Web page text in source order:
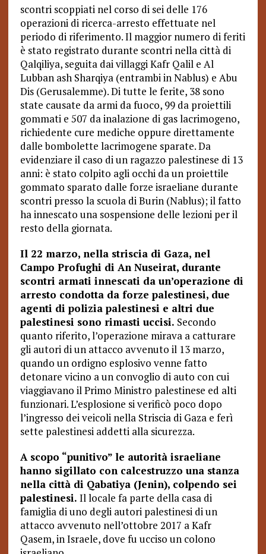
scontri scoppiati nel corso di sei delle 176
operazioni di ricerca-arresto effettuate nel
periodo di riferimento. Il maggior numero di feriti
è stato registrato durante scontri nella città di
Qalqiliya, seguita dai villaggi Kafr Qalil e Al
Lubban ash Sharqiya (entrambi in Nablus) e Abu
Dis (Gerusalemme). Di tutte le ferite, 38 sono
state causate da armi da fuoco, 99 da proiettili
gommati e 507 da inalazione di gas lacrimogeno,
richiedente cure mediche oppure direttamente
dalle bombolette lacrimogene sparate. Da
evidenziare il caso di un ragazzo palestinese di 13
anni: è stato colpito agli occhi da un proiettile
gommato sparato dalle forze israeliane durante
scontri presso la scuola di Burin (Nablus); il fatto
ha innescato una sospensione delle lezioni per il
resto della giornata.
Il 22 marzo, nella striscia di Gaza, nel
Campo Profughi di An Nuseirat, durante
scontri armati innescati da un’operazione di
arresto condotta da forze palestinesi, due
agenti di polizia palestinesi e altri due
palestinesi sono rimasti uccisi. Secondo
quanto riferito, l’operazione mirava a catturare
gli autori di un attacco avvenuto il 13 marzo,
quando un ordigno esplosivo venne fatto
detonare vicino a un convoglio di auto con cui
viaggiavano il Primo Ministro palestinese ed alti
funzionari. L’esplosione si verificò poco dopo
l’ingresso dei veicoli nella Striscia di Gaza e ferì
sette palestinesi addetti alla sicurezza.
A scopo “punitivo” le autorità israeliane
hanno sigillato con calcestruzzo una stanza
nella città di Qabatiya (Jenin), colpendo sei
palestinesi. Il locale fa parte della casa di
famiglia di uno degli autori palestinesi di un
attacco avvenuto nell’ottobre 2017 a Kafr
Qasem, in Israele, dove fu ucciso un colono